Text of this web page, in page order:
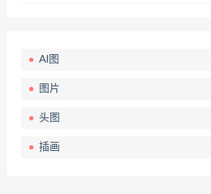
AI图
图片
头图
插画